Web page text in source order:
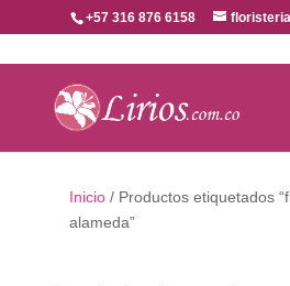
+57 316 876 6158
Inicio/ Productos etiquetados
alameda”